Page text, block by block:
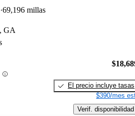
69,196 millas
GA
El precio incluye tasas
$390/mes
Verif. disponibilidad